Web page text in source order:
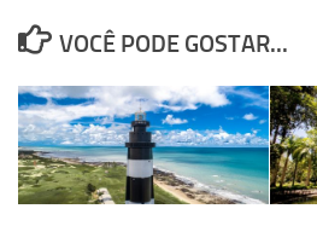
VOCÊ PODE GOSTAR...